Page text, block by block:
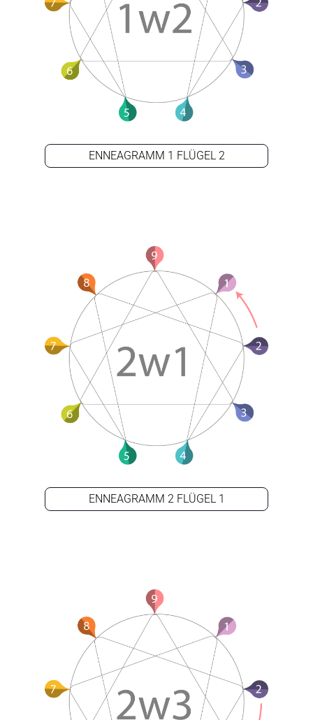
ENNEAGRAMM 1 FLÜGEL 2
ENNEAGRAMM 2 FLÜGEL 1